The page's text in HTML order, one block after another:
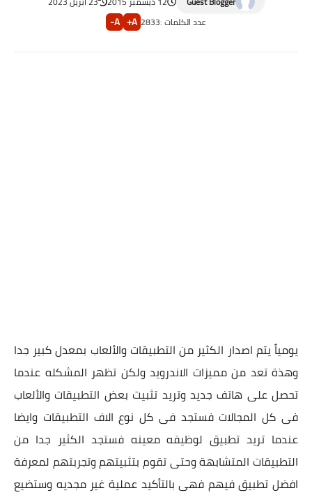
عدد الكلمات :2833
A+
A-
يومياً يتم اصدار الكثير من التطبيقات والألعاب بمعدل كبير جدا
وهذة تعد من مميزات الاندرويد ولكن تظهر المشكله عندما
تحصل على هاتف جديد وتريد تثبيت بعض التطبيقات والألعاب
فى كل المجالات فستجد فى كل نوع الاف التطبيقات وايضا
عندما تريد تطبيق لوظيفه معينه فستجد الكثير جدا من
التطبيقات المتشابهة وحتى تقوم بتثبيتهم وتجربتهم لمعرفة
افضل تطبيق فيهم فهى بالتأكيد عملية غير مجديه وستضيع